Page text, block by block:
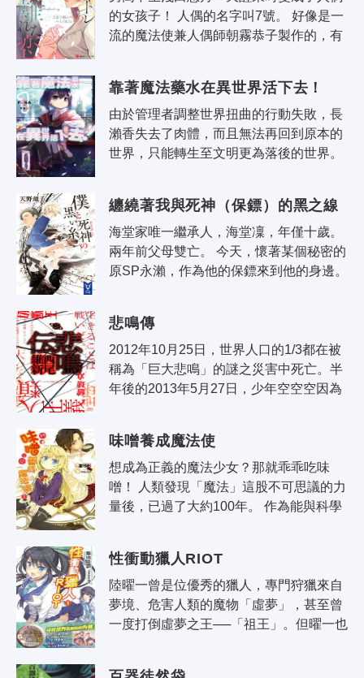
的女孩子！ 人偶的名字叫7號。 好像是一
流的魔法使兼人偶師朝霧恭子製作的，有
靠著魔法藥水在異世界活下去！
由於管理者調整世界扭曲的行動失敗，長
瀨香失去了肉體，而且無法再回到原本的
世界，只能轉生至文明更為落後的世界。
纏繞著我與死神（保鏢）的黑之線
海堂家唯一繼承人，海堂凜，年僅十歲。
兩年前父母雙亡。 今天，懷著某個秘密的
原SP永瀨，作為他的保鏢來到他的身邊。
悲鳴傳
2012年10月25日，世界人口的1/3都在被
稱為「巨大悲鳴」的謎之災害中死亡。半
年後的2013年5月27日，少年空空空因為
診..
味噌養成魔法使
想成為正義的魔法少女？那就乖乖吃味
噌！ 人類發現「魔法」這股不可思議的力
量後，已過了大約100年。 作為能與科學
性衝動獵人RIOT
陸曜一曾是位優秀的獵人，專門狩獵來自
夢境、危害人類的魔物「虛夢」，甚至曾
一度打倒虛夢之王──「祖王」。但曜一也